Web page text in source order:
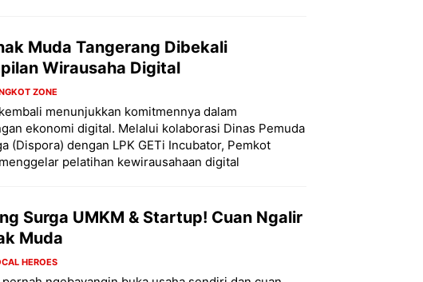
Muda Tangerang Dibekali
Wirausaha Digital
ZONE
menunjukkan komitmennya dalam
ekonomi digital. Melalui kolaborasi Dinas Pemuda
(Dispora) dengan LPK GETi Incubator, Pemkot
pelatihan kewirausahaan digital
Surga UMKM & Startup! Cuan Ngalir
Muda
HEROES